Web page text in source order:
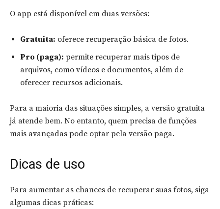
O app está disponível em duas versões:
Gratuita: oferece recuperação básica de fotos.
Pro (paga): permite recuperar mais tipos de
arquivos, como vídeos e documentos, além de
oferecer recursos adicionais.
Para a maioria das situações simples, a versão gratuita
já atende bem. No entanto, quem precisa de funções
mais avançadas pode optar pela versão paga.
Dicas de uso
Para aumentar as chances de recuperar suas fotos, siga
algumas dicas práticas: